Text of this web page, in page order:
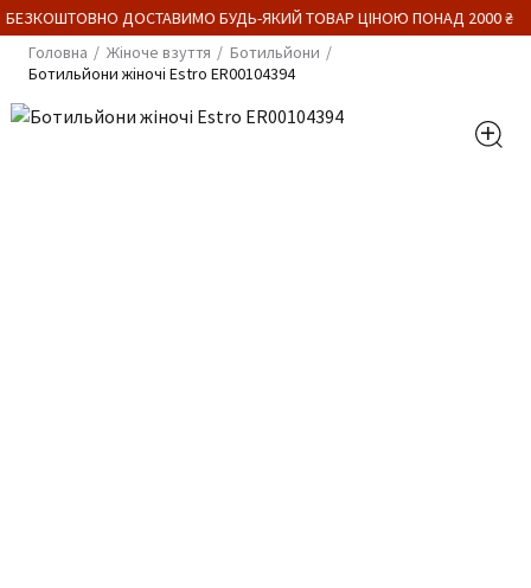
ДОСТАВИМО БУДЬ-ЯКИЙ ТОВАР ЦІНОЮ ПОНАД 2000 ₴
Головна
Жіноче взуття
Ботильйони
Ботильйони жіночі Estro ER00104394